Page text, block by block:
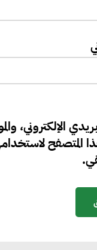
الإلكتروني،
المتصفح
مليون جنيه إسترليني
المتجددة
من الطاقة النظيفة
أكسيد الكربون